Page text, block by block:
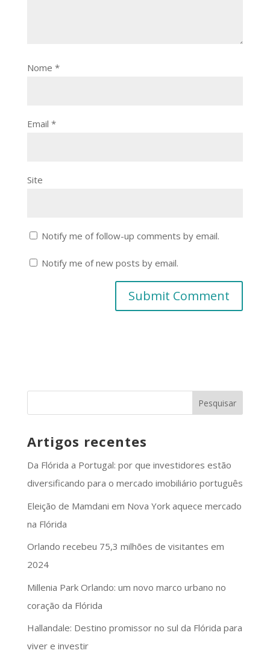
Nome *
Email *
Site
Notify me of follow-up comments by email.
Notify me of new posts by email.
Artigos recentes
Da Flórida a Portugal: por que investidores estão
diversificando para o mercado imobiliário português
Eleição de Mamdani em Nova York aquece mercado
na Flórida
Orlando recebeu 75,3 milhões de visitantes em
2024
Millenia Park Orlando: um novo marco urbano no
coração da Flórida
Hallandale: Destino promissor no sul da Flórida para
viver e investir